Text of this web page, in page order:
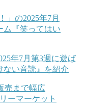
年7月第3週に遊ば
ない音読』を紹介